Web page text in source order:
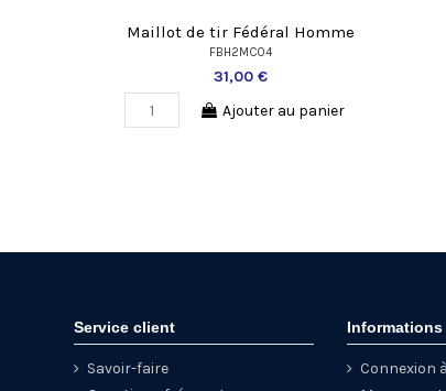
Maillot de tir Fédéral Homme
FBH2MC04
31,00 €
Ajouter au panier
Service client
Savoir-faire
Informations
Connexion